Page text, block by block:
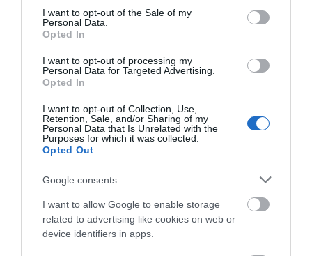
consent section.
I want to opt-out of the Sale of my
Personal Data.
Opted In
I want to opt-out of processing my
Personal Data for Targeted Advertising.
Opted In
I want to opt-out of Collection, Use,
Retention, Sale, and/or Sharing of my
Personal Data that Is Unrelated with the
Purposes for which it was collected.
Opted Out
Google consents
I want to allow Google to enable storage
related to advertising like cookies on web or
device identifiers in apps.